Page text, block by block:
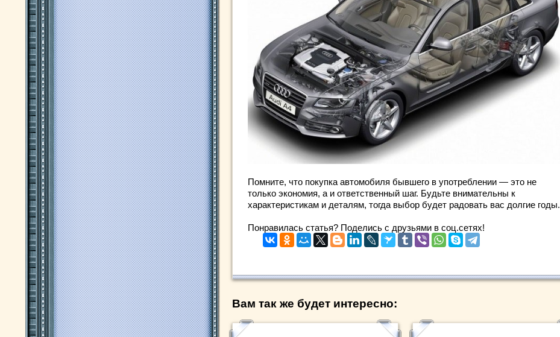
Помните, что покупка автомобиля бывшего в употреблении — это не
только экономия, а и ответственный шаг. Будьте внимательны к
характеристикам и деталям, тогда выбор будет радовать вас долгие годы.
Понравилась статья? Поделись с друзьями в соц.сетях!
Вам так же будет интересно: